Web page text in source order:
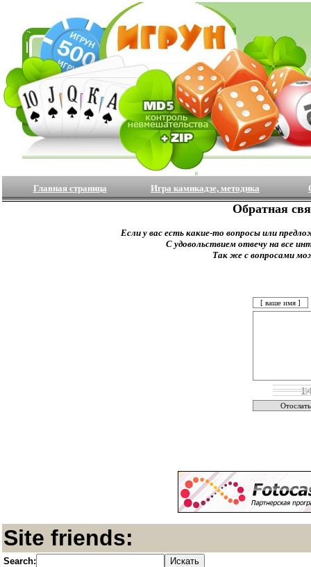
Главная страница Игра камикадзе, методика
Обратная
Если у вас есть какие-то вопросы или
С удовольствием отвечу на все
Так же с вопросами
Site friends:
Search: